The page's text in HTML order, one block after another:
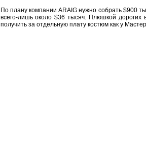
По плану компании ARAIG нужно собрать $900
всего-лишь около $36 тысяч. Плюшкой дорогих
получить за отдельную плату костюм как у